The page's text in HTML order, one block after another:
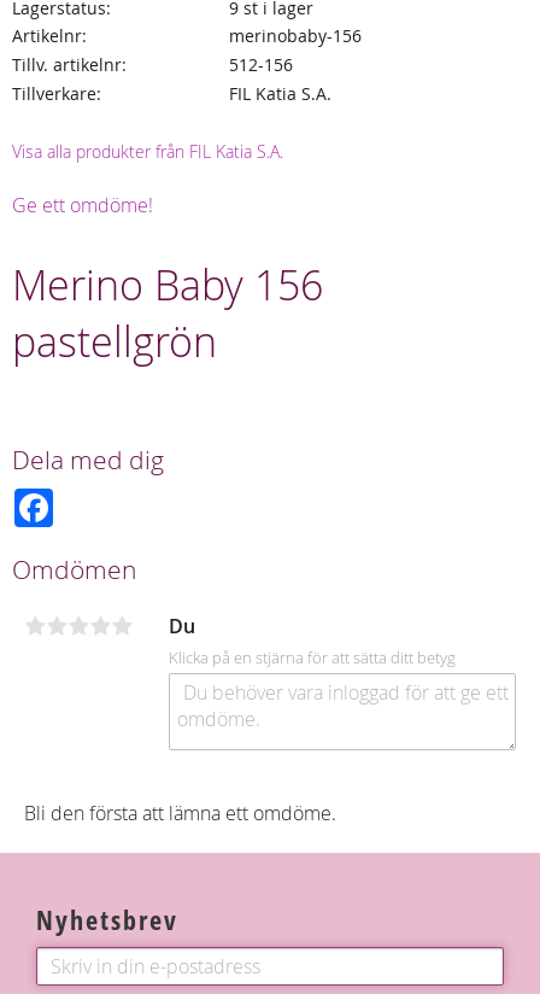
Lagerstatus
9 st i lager
Artikelnr
merinobaby-156
Tillv. artikelnr
512-156
Tillverkare
FIL Katia S.A.
Visa alla produkter från FIL Katia S.A.
Ge ett omdöme!
Merino Baby 156
pastellgrön
Dela med dig
b
o
k
Omdömen
Du
Klicka på en stjärna för att sätta ditt betyg
Bli den första att lämna ett omdöme.
Nyhetsbrev